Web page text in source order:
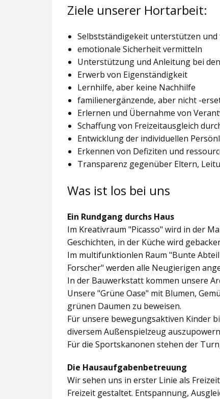
Ziele unserer Hortarbeit:
Selbstständigekeit unterstützen
emotionale Sicherheit vermitteln
Unterstützung und Anleitung bei
Erwerb von Eigenständigkeit
Lernhilfe, aber keine Nachhilfe
familienergänzende, aber nicht -
Erlernen und Übernahme von
Schaffung von Freizeitausgleich
Entwicklung der individuellen
Erkennen von Defiziten und
Transparenz gegenüber Eltern,
Was ist los bei uns
Ein Rundgang durchs Haus
Im Kreativraum "Picasso" wird in der
Geschichten, in der Küche wird
Im multifunktionlen Raum "Bunte
Forscher" werden alle Neugierigen
In der Bauwerkstatt kommen unsere
Unsere "Grüne Oase" mit Blumen,
grünen Daumen zu beweisen.
Für unsere bewegungsaktiven Kinder
diversem Außenspielzeug
Für die Sportskanonen stehen der
Die Hausaufgabenbetreuung
Wir sehen uns in erster Linie als
Freizeit gestaltet. Entspannung,